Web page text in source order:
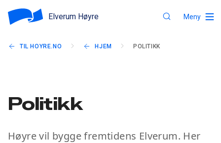
Elverum Høyre Meny
TIL HOYRE.NO HJEM POLITIKK
Politikk
Høyre vil bygge fremtidens Elverum. Her